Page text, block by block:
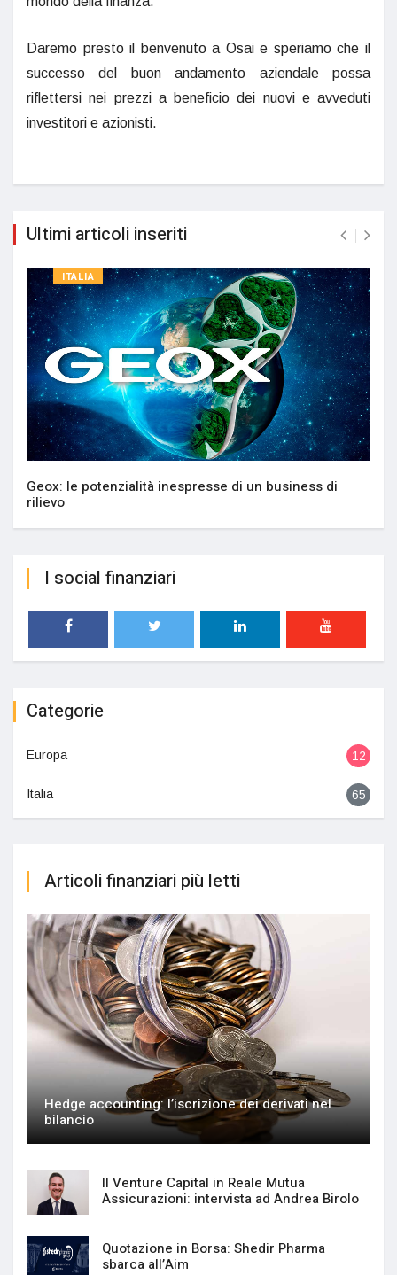
Daremo presto il benvenuto a Osai e speriamo che il
successo del buon andamento aziendale possa
riflettersi nei prezzi a beneficio dei nuovi e avveduti
investitori e azionisti.
Ultimi articoli inseriti
ITALIA
Geox: le potenzialità inespresse di un business di
rilievo
I social finanziari
Categorie
Europa 12
Italia 65
Articoli finanziari più letti
Hedge accounting: l’iscrizione dei derivati nel
bilancio
Il Venture Capital in Reale Mutua
Assicurazioni: intervista ad Andrea Birolo
Quotazione in Borsa: Shedir Pharma
sbarca all’Aim